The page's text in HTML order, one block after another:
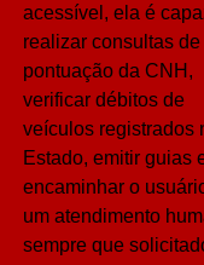
acessível, ela é
realizar consultas de
pontuação da CNH,
verificar débitos de
veículos registrados
Estado, emitir guias
encaminhar o
um atendimento
sempre que